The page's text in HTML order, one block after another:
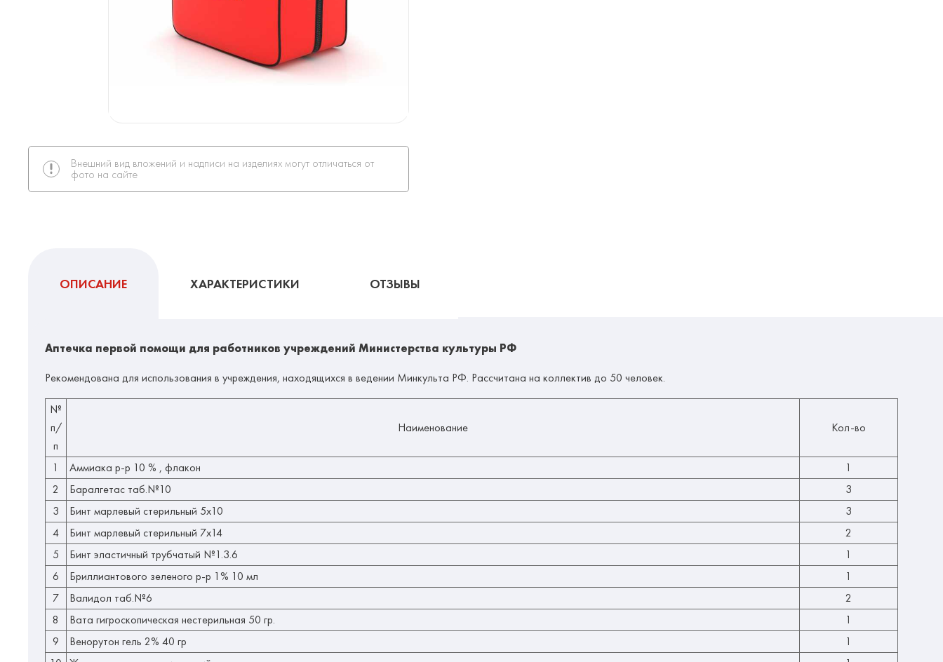
Внешний вид вложений и надписи на изделиях могут отличаться от
фото на сайте
ОПИСАНИЕ ХАРАКТЕРИСТИКИ ОТЗЫВЫ
Аптечка первой помощи для работников учреждений Министерства культуры РФ
Рекомендована для использования в учреждения, находящихся в ведении Минкульта РФ. Рассчитана на коллектив до 50 человек.
№
п/
п
Наименование Кол-во
1 Аммиака р-р 10 % , флакон
1
2
Баралгетас таб.№10
3
3
Бинт марлевый стерильный 5х10
3
4
Бинт марлевый стерильный 7х14
2
5
Бинт эластичный трубчатый №1.3.6
1
6
Бриллиантового зеленого р-р 1% 10 мл
1
7
Валидол таб.№6
2
8
Вата гигроскопическая нестерильная 50 гр.
1
9
Венорутон гель 2% 40 гр
1